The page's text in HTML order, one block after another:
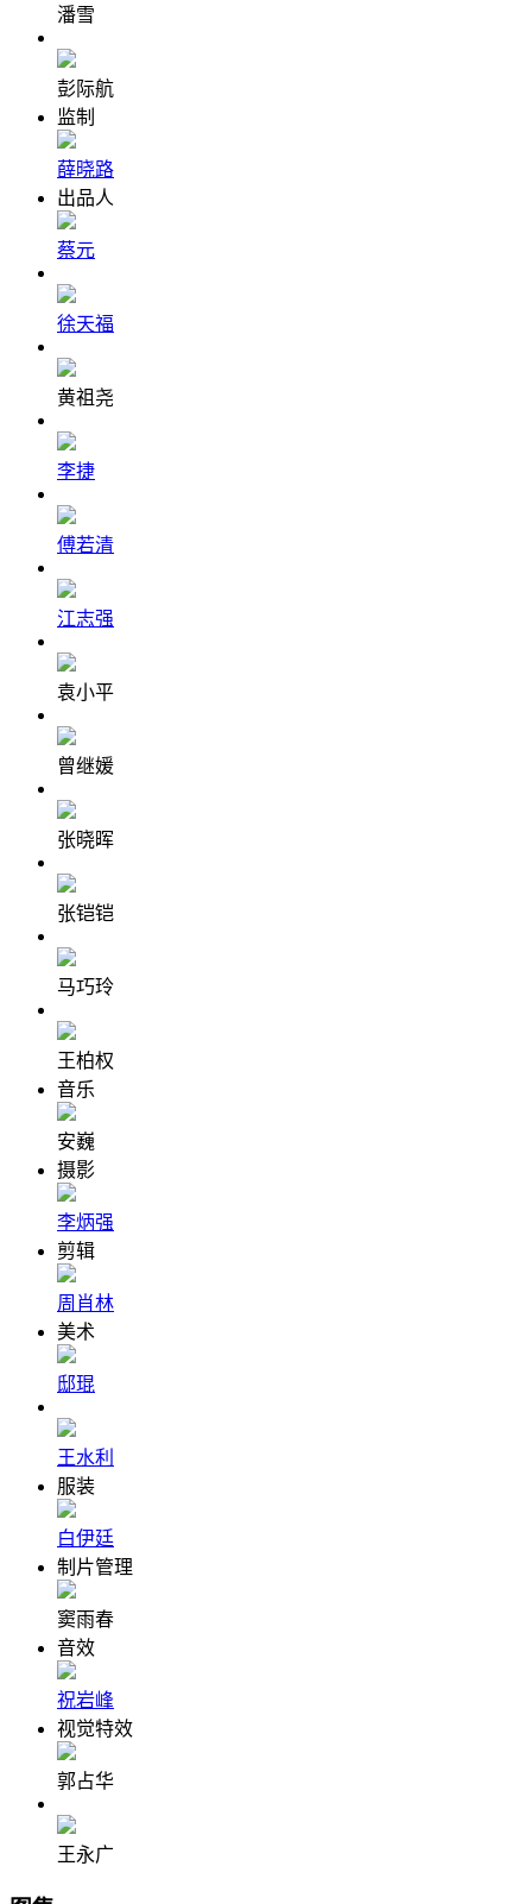
潘雪
彭际航
监制
薛晓路
出品人
蔡元
徐天福
黄祖尧
李捷
傅若清
江志强
袁小平
曾继媛
张晓晖
张铠铠
马巧玲
王柏权
音乐
安巍
摄影
李炳强
剪辑
周肖林
美术
邸琨
王水利
服装
白伊廷
制片管理
窦雨春
音效
祝岩峰
视觉特效
郭占华
王永广